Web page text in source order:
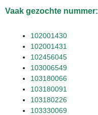
Vaak gezochte nummer:
102001430
102001431
102456045
103006549
103180066
103180091
103180226
103330069